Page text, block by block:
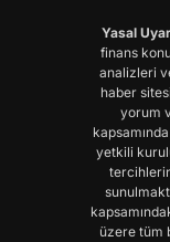
Yasal
finans
analizleri
haber
yorum
yetkili
üzere tüm